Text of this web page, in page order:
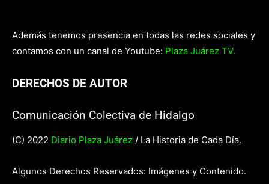
Además tenemos presencia en todas las redes sociales y
contamos con un canal de Youtube: Plaza Juárez TV.
DERECHOS DE AUTOR
Comunicación Colectiva de Hidalgo
(C) 2022 Diario Plaza Juárez / La Historia de Cada Día.
Algunos Derechos Reservados: Imágenes y Contenido.